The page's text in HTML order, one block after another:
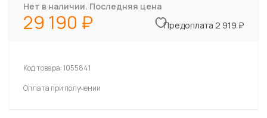
Нет в наличии. Последняя цена
29 190 Предоплата 2 919 ₽
Код товара:1055841
Оплата при получении